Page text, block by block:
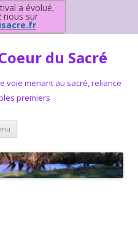
a évolué,
nous sur
du Sacré
voie menant au sacré, reliance
premiers
Aller au contenu principal